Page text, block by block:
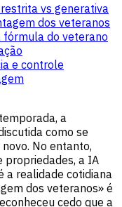
vs generativa
dos veteranos
fórmula do veterano
e controle
a
como se
No entanto,
propriedades, a IA
a realidade cotidiana
dos veteranos» é
cedo que a